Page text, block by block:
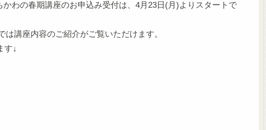
わの春期講座のお申込み受付は、4月23日(月)よりスタートで
講座内容のご紹介がご覧いただけます。
す↓